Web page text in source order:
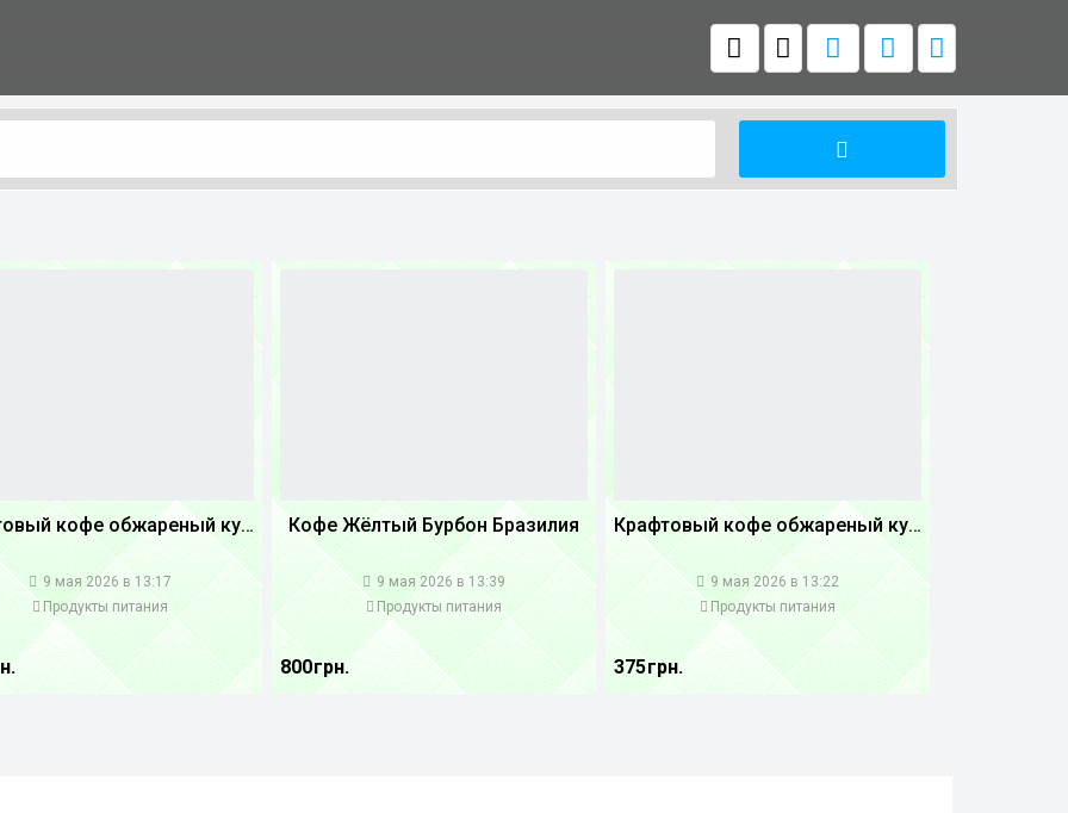
Крафтовый кофе обжареный купаж арабики 3...
9 мая 2026 в 13:17
Продукты питания
Кофе Жёлтый Бурбон Бразилия
9 мая 2026 в 13:39
Продукты питания
800 грн.
Крафтовый кофе обжареный купаж арабики 5...
9 мая 2026 в 13:22
Продукты питания
375 грн.